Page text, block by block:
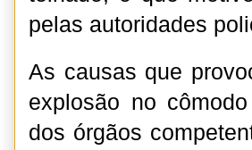
pelas autoridades
As causas que
explosão no
dos órgãos